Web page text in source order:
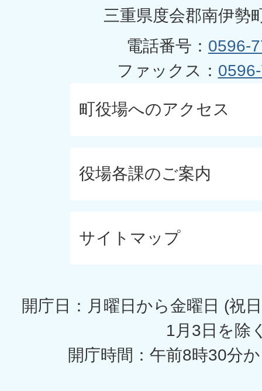
三重県度会郡南伊勢
電話番号： 0596-
ファックス：
町役場へのアクセス
役場各課のご案内
サイトマップ
開庁日：月曜日から金曜日 (祝
1月3日を除
開庁時間：午前8時30分